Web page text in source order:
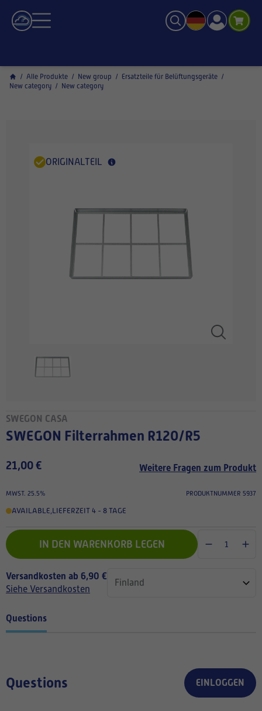
/ Alle Produkte / New group / Ersatzteile für Belüftungsgeräte /
New category / New category
ORIGINALTEIL
SWEGON CASA
SWEGON Filterrahmen R120/R5
21,00 € Weitere Fragen zum Produkt
MWST. 25.5% PRODUKTNUMMER 5937
AVAILABLE,LIEFERZEIT 4 - 8 TAGE
IN DEN WARENKORB LEGEN
Versandkosten ab 6,90 €
Siehe Versandkosten
Questions
Questions EINLOGGEN